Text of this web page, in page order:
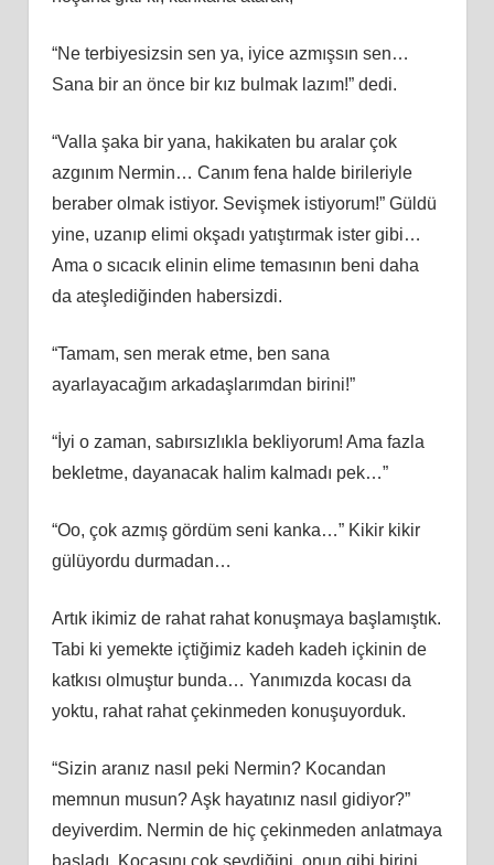
“Ne terbiyesizsin sen ya, iyice azmışsın sen…
Sana bir an önce bir kız bulmak lazım!” dedi.
“Valla şaka bir yana, hakikaten bu aralar çok
azgınım Nermin… Canım fena halde birileriyle
beraber olmak istiyor. Sevişmek istiyorum!” Güldü
yine, uzanıp elimi okşadı yatıştırmak ister gibi…
Ama o sıcacık elinin elime temasının beni daha
da ateşlediğinden habersizdi.
“Tamam, sen merak etme, ben sana
ayarlayacağım arkadaşlarımdan birini!”
“İyi o zaman, sabırsızlıkla bekliyorum! Ama fazla
bekletme, dayanacak halim kalmadı pek…”
“Oo, çok azmış gördüm seni kanka…” Kikir kikir
gülüyordu durmadan…
Artık ikimiz de rahat rahat konuşmaya başlamıştık.
Tabi ki yemekte içtiğimiz kadeh kadeh içkinin de
katkısı olmuştur bunda… Yanımızda kocası da
yoktu, rahat rahat çekinmeden konuşuyorduk.
“Sizin aranız nasıl peki Nermin? Kocandan
memnun musun? Aşk hayatınız nasıl gidiyor?”
deyiverdim. Nermin de hiç çekinmeden anlatmaya
başladı. Kocasını çok sevdiğini, onun gibi birini